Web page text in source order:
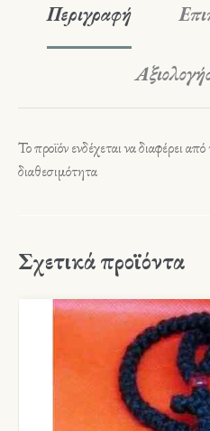
Περιγραφή
Το προϊόν ενδέχεται να διαφέρει
διαθεσιμότητα
Σχετικά προϊόντα